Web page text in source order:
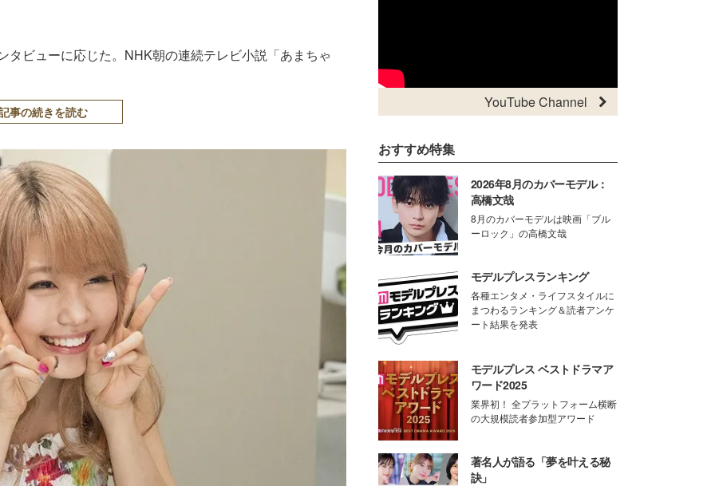
ビューに応じた。NHK朝の連続テレビ小説「あまちゃ
事の続きを読む
YouTube Channel
おすすめ特集
2026年8月のカバーモデル：
高橋文哉
8月のカバーモデルは映画「ブル
ーロック」の高橋文哉
モデルプレスランキング
各種エンタメ・ライフスタイルに
まつわるランキング＆読者アンケ
ート結果を発表
モデルプレス ベストドラマア
ワード2025
業界初！ 全プラットフォーム横断
の大規模読者参加型アワード
著名人が語る「夢を叶える秘
訣」